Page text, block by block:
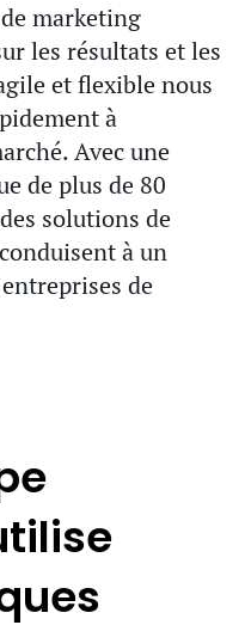
marketing
les résultats et les
et flexible nous
à
Avec une
de plus de 80
solutions de
à un
de